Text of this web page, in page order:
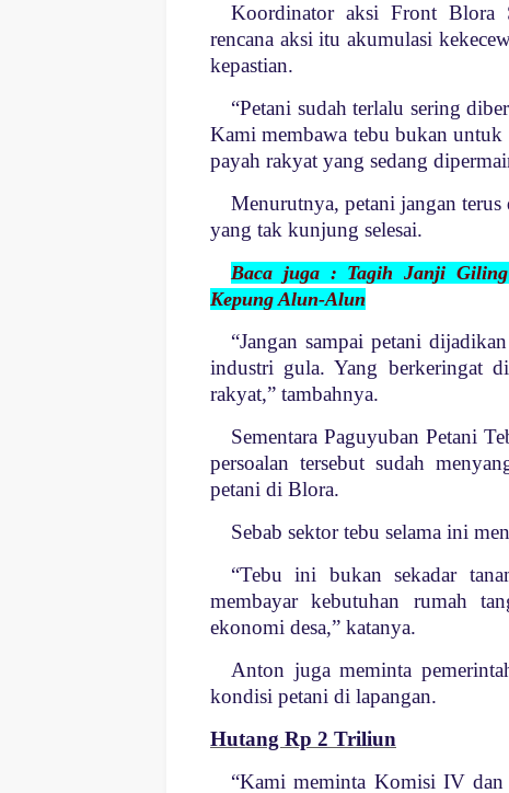
Koordinator aksi Front Blora
rencana aksi itu akumulasi
kepastian.
“Petani sudah terlalu sering
Kami membawa tebu bukan
payah rakyat yang sedang
Menurutnya, petani jangan
yang tak kunjung selesai.
Baca juga : Tagih Janji
Kepung Alun-Alun
“Jangan sampai petani
industri gula. Yang berkeringat
rakyat,” tambahnya.
Sementara Paguyuban Petani
persoalan tersebut sudah
petani di Blora.
Sebab sektor tebu selama ini
“Tebu ini bukan sekadar
membayar kebutuhan rumah
ekonomi desa,” katanya.
Anton juga meminta
kondisi petani di lapangan.
Hutang Rp 2 Triliun
“Kami meminta Komisi IV